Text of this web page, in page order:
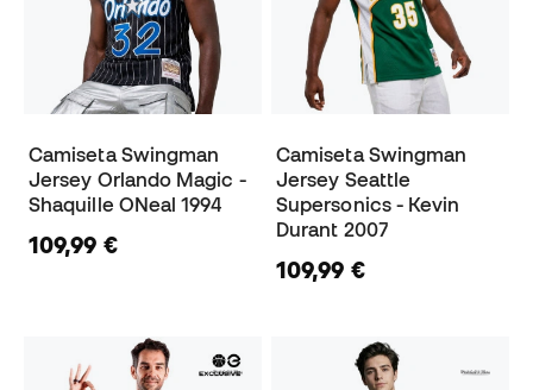
Camiseta Swingman
Jersey Orlando Magic -
Shaquille ONeal 1994
109,99 €
Camiseta Swingman
Jersey Seattle
Supersonics - Kevin
Durant 2007
109,99 €